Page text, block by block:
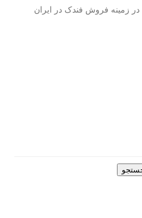
در زمینه فروش فندک در ایران